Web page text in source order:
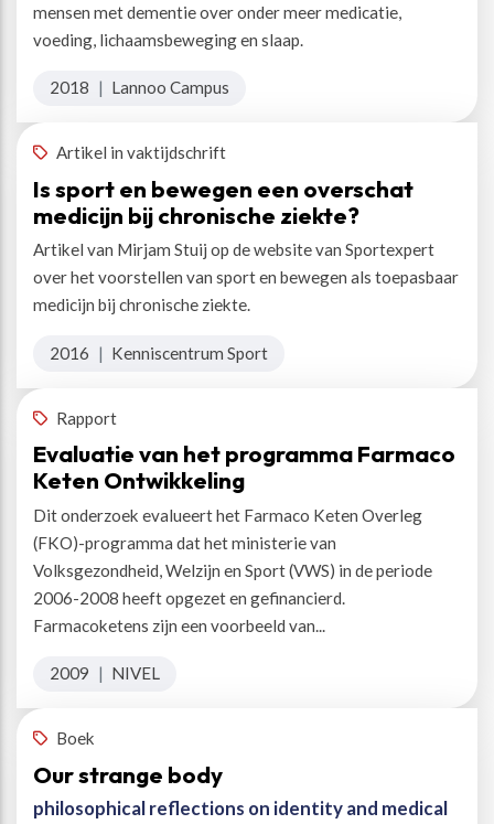
mensen met dementie over onder meer medicatie,
voeding, lichaamsbeweging en slaap.
2018 | Lannoo Campus
Artikel in vaktijdschrift
Is sport en bewegen een overschat
medicijn bij chronische ziekte?
Artikel van Mirjam Stuij op de website van Sportexpert
over het voorstellen van sport en bewegen als toepasbaar
medicijn bij chronische ziekte.
2016 | Kenniscentrum Sport
Rapport
Evaluatie van het programma Farmaco
Keten Ontwikkeling
Dit onderzoek evalueert het Farmaco Keten Overleg
(FKO)-programma dat het ministerie van
Volksgezondheid, Welzijn en Sport (VWS) in de periode
2006-2008 heeft opgezet en gefinancierd.
Farmacoketens zijn een voorbeeld van...
2009 | NIVEL
Boek
Our strange body
philosophical reflections on identity and medical